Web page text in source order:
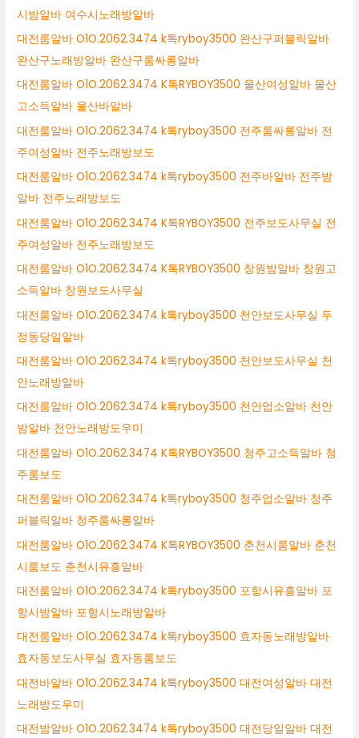
시밤알바 여수시노래방알바
대전룸알바 O1O.2062.3474 k톡ryboy3500 완산구퍼블릭알바
완산구노래방알바 완산구룸싸롱알바
대전룸알바 O1O.2062.3474 K톡RYBOY3500 울산여성알바 울산
고소득알바 울산바알바
대전룸알바 O1O.2062.3474 k톡ryboy3500 전주룸싸롱알바 전
주여성알바 전주노래방보도
대전룸알바 O1O.2062.3474 k톡ryboy3500 전주바알바 전주밤
알바 전주노래방보도
대전룸알바 O1O.2062.3474 K톡RYBOY3500 전주보도사무실 전
주여성알바 전주노래방보도
대전룸알바 O1O.2062.3474 K톡RYBOY3500 창원밤알바 창원고
소득알바 창원보도사무실
대전룸알바 O1O.2062.3474 k톡ryboy3500 천안보도사무실 두
정동당일알바
대전룸알바 O1O.2062.3474 k톡ryboy3500 천안보도사무실 천
안노래방알바
대전룸알바 O1O.2062.3474 k톡ryboy3500 천안업소알바 천안
밤알바 천안노래방도우미
대전룸알바 O1O.2062.3474 K톡RYBOY3500 청주고소득알바 청
주룸보도
대전룸알바 O1O.2062.3474 k톡ryboy3500 청주업소알바 청주
퍼블릭알바 청주룸싸롱알바
대전룸알바 O1O.2062.3474 K톡RYBOY3500 춘천시룸알바 춘천
시룸보도 춘천시유흥알바
대전룸알바 O1O.2062.3474 k톡ryboy3500 포항시유흥알바 포
항시밤알바 포항시노래방알바
대전룸알바 O1O.2062.3474 k톡ryboy3500 효자동노래방알바
효자동보도사무실 효자동룸보도
대전바알바 O1O.2062.3474 k톡ryboy3500 대전여성알바 대전
노래방도우미
대전밤알바 O1O.2062.3474 k톡ryboy3500 대전당일알바 대전